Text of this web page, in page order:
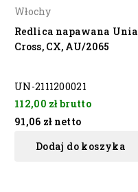
Włochy
Redlica napawana Unia
Cross, CX, AU/2065
UN-2111200021
112,00 złbrutto
91,06 zł netto
Dodaj do koszyka